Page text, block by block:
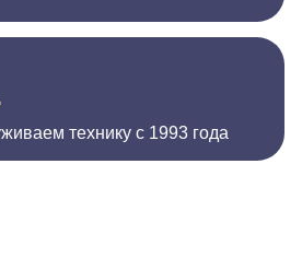
технику с 1993 года